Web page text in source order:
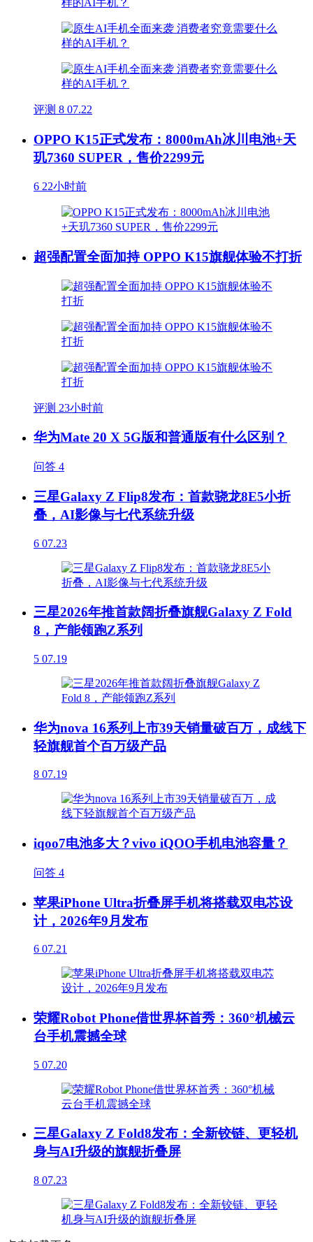
评测 8 07.22
OPPO K15正式发布：8000mAh冰川电池+天
玑7360 SUPER，售价2299元
6 22小时前
超强配置全面加持 OPPO K15旗舰体验不打折
评测 23小时前
华为Mate 20 X 5G版和普通版有什么区别？
问答 4
三星Galaxy Z Flip8发布：首款骁龙8E5小折
叠，AI影像与七代系统升级
6 07.23
三星2026年推首款阔折叠旗舰Galaxy Z Fold
8，产能领跑Z系列
5 07.19
华为nova 16系列上市39天销量破百万，成线下
轻旗舰首个百万级产品
8 07.19
iqoo7电池多大？vivo iQOO手机电池容量？
问答 4
苹果iPhone Ultra折叠屏手机将搭载双电芯设
计，2026年9月发布
6 07.21
荣耀Robot Phone借世界杯首秀：360°机械云
台手机震撼全球
5 07.20
三星Galaxy Z Fold8发布：全新铰链、更轻机
身与AI升级的旗舰折叠屏
8 07.23